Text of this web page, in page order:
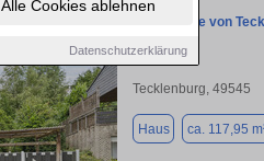
Alle Cookies ablehnen
Datenschutzerklärung
In Hanglage von
Tecklenburg, 49545
Haus ca. 117,95